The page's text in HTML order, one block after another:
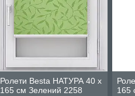
Ролети Besta НАТУРА 40 х
165 см Зелений 2258
165